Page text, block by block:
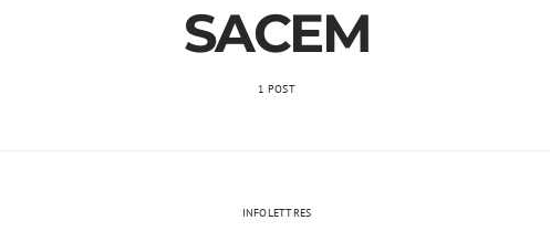
SACEM
1 POST
INFOLETTRES